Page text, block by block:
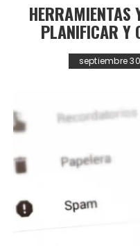
HERRAMIENTAS
PLANIFICAR Y
septiembre 30